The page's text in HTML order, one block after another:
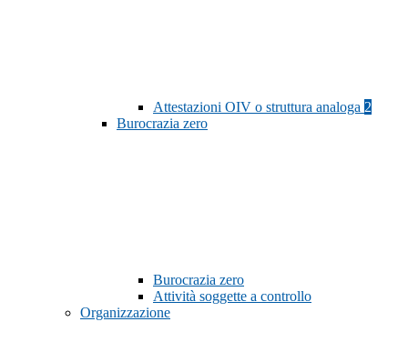
Attestazioni OIV o struttura analoga 2
Burocrazia zero
Burocrazia zero
Attività soggette a controllo
Organizzazione